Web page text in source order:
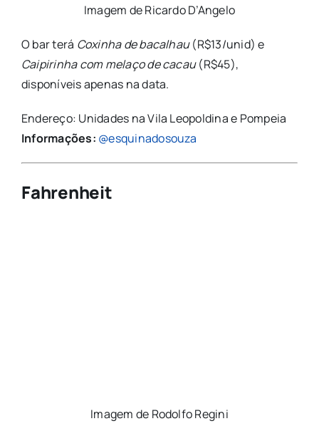
Imagem de Ricardo D’Angelo
O bar terá Coxinha de bacalhau(R$13/unid) e
Caipirinha com melaço de cacau(R$45),
disponíveis apenas na data.
Endereço: Unidades na Vila Leopoldina e Pompeia
Informações: @esquinadosouza
Fahrenheit
Imagem de Rodolfo Regini